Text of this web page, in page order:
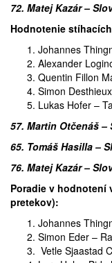
72. Matej Kazár –
Hodnotenie
Johannes
Alexander
Quentin Fillon
Simon
Lukas Hofer –
57. Martin Otčenáš –
65. Tomáš Hasilla –
76. Matej Kazár –
Poradie v hodnotení
pretekov):
Johannes
Simon Eder –
Vetle Sjaastad